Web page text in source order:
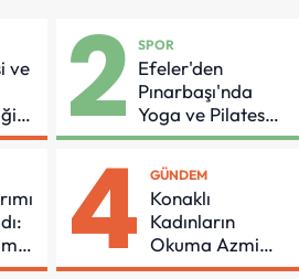
ve
2 SPOR
Efeler'den
Pınarbaşı'nda
Yoga ve Pilates
Buluşması
4 GÜNDEM
Konaklı
Kadınların
Okuma Azmi
Örnek Oldu